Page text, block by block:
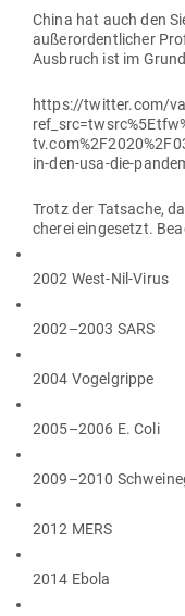
China hat auch den
außer­or­dent­licher
Aus­bruch ist im
https://twitter.com/
in-den-usa-die-
Trotz der Tat­sache,
cherei ein­ge­setzt.
2002 West-Nil-Virus
2002–2003 SARS
2004 Vogelgrippe
2005–2006 E. Coli
2009–2010
2012 MERS
2014 Ebola